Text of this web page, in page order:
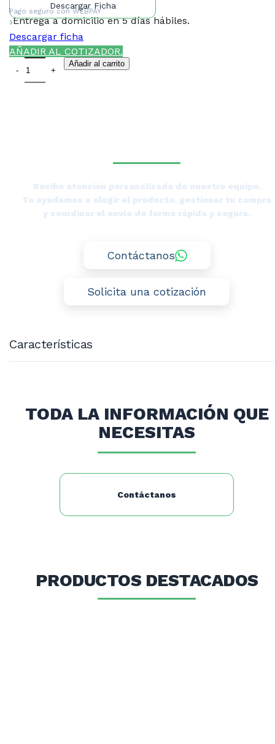
Descargar Ficha
Pago seguro conWEBPAY
Entrega a domicilio en 5 días hábiles.
Descargar ficha
AÑADIR AL COTIZADOR.
Añadir al carrito
Recibe atención personalizada de nuestro equipo.
Te ayudamos a elegir el producto, gestionar tu compra
y coordinar el envío de forma rápida y segura.
Contáctanos
Solicita una cotización
Características
Potencia (w): 1,8
TODA LA INFORMACIÓN QUE
NECESITAS
Contáctanos
PRODUCTOS DESTACADOS